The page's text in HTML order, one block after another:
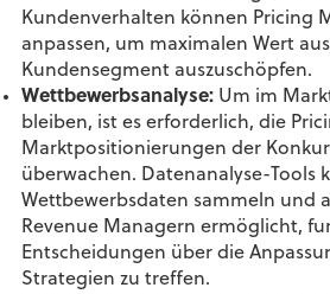
Kundenverhalten können Pricing
anpassen, um maximalen Wert
Kundensegment auszuschöpfen.
Wettbewerbsanalyse: Um im
bleiben, ist es erforderlich, die
Marktpositionierungen der
überwachen. Datenanalyse-Tools
Wettbewerbsdaten sammeln und
Revenue Managern ermöglicht,
Entscheidungen über die
Strategien zu treffen.